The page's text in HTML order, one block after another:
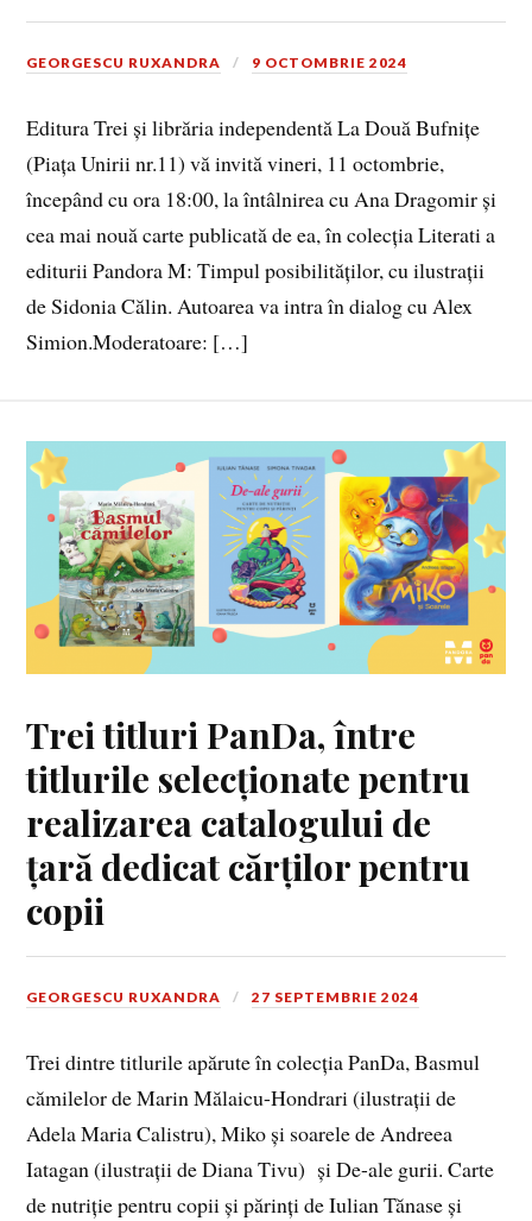
GEORGESCU RUXANDRA 9 OCTOMBRIE 2024
Editura Trei și librăria independentă La Două Bufnițe
(Piața Unirii nr.11) vă invită vineri, 11 octombrie,
începând cu ora 18:00, la întâlnirea cu Ana Dragomir și
cea mai nouă carte publicată de ea, în colecția Literati a
editurii Pandora M: Timpul posibilităților, cu ilustrații
de Sidonia Călin. Autoarea va intra în dialog cu Alex
Simion.Moderatoare: […]
Trei titluri PanDa, între
titlurile selecționate pentru
realizarea catalogului de
țară dedicat cărților pentru
copii
GEORGESCU RUXANDRA 27 SEPTEMBRIE 2024
Trei dintre titlurile apărute în colecția PanDa, Basmul
cămilelor de Marin Mălaicu-Hondrari (ilustrații de
Adela Maria Calistru), Miko și soarele de Andreea
Iatagan (ilustrații de Diana Tivu) și De-ale gurii. Carte
de nutriție pentru copii și părinți de Iulian Tănase și